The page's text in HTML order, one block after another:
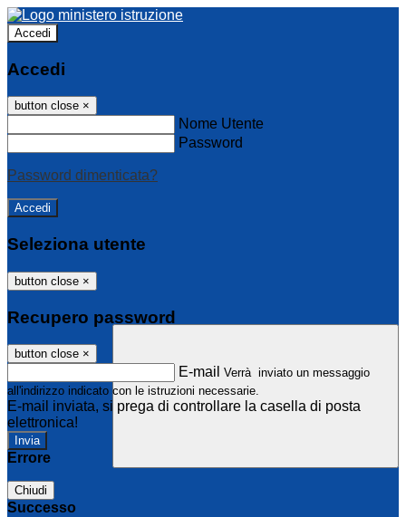
Accedi
Accedi
button close ×
Nome Utente
Password
Password dimenticata?
Seleziona utente
button close ×
Recupero password
button close ×
E-mail Verrà inviato un messaggio
all'indirizzo indicato con le istruzioni necessarie.
E-mail inviata, si prega di controllare la casella di posta
elettronica!
Errore
Chiudi
Successo